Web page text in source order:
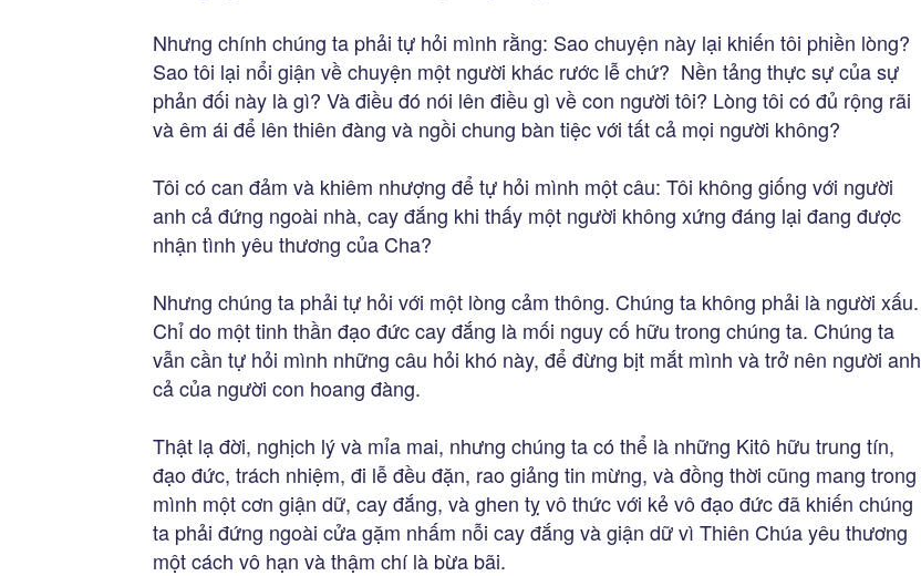
Nhưng chính chúng ta phải tự hỏi mình rằng: Sao chuyện này lại khiến tôi phiền lòng?
Sao tôi lại nổi giận về chuyện một người khác rước lễ chứ? Nền tảng thực sự của sự
phản đối này là gì? Và điều đó nói lên điều gì về con người tôi? Lòng tôi có đủ rộng rãi
và êm ái để lên thiên đàng và ngồi chung bàn tiệc với tất cả mọi người không?
Tôi có can đảm và khiêm nhượng để tự hỏi mình một câu: Tôi không giống với người
anh cả đứng ngoài nhà, cay đắng khi thấy một người không xứng đáng lại đang được
nhận tình yêu thương của Cha?
Nhưng chúng ta phải tự hỏi với một lòng cảm thông. Chúng ta không phải là người xấu.
Chỉ do một tinh thần đạo đức cay đắng là mối nguy cố hữu trong chúng ta. Chúng ta
vẫn cần tự hỏi mình những câu hỏi khó này, để đừng bịt mắt mình và trở nên người anh
cả của người con hoang đàng.
Thật lạ đời, nghịch lý và mỉa mai, nhưng chúng ta có thể là những Kitô hữu trung tín,
đạo đức, trách nhiệm, đi lễ đều đặn, rao giảng tin mừng, và đồng thời cũng mang trong
mình một cơn giận dữ, cay đắng, và ghen tỵ vô thức với kẻ vô đạo đức đã khiến chúng
ta phải đứng ngoài cửa gặm nhấm nỗi cay đắng và giận dữ vì Thiên Chúa yêu thương
một cách vô hạn và thậm chí là bừa bãi.